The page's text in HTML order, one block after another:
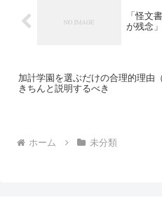
「怪文
が残念」
加計学園を選ぶだけの合理的理由（
きちんと説明するべき
ホーム 未分類